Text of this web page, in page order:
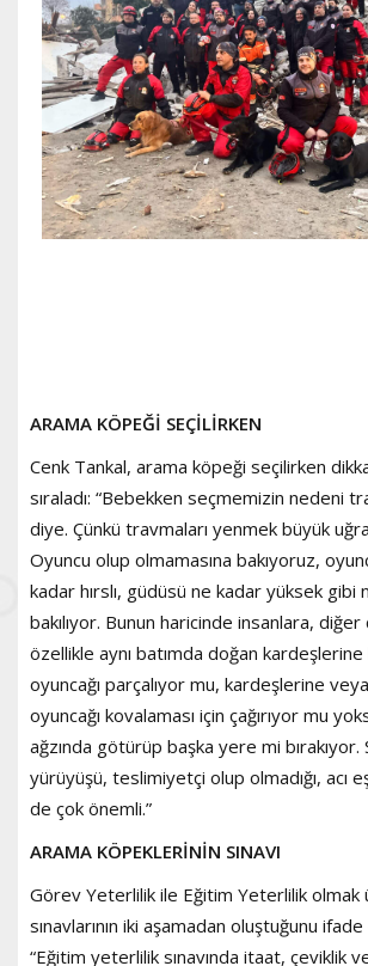
ARAMA KÖPEĞİ SEÇİLİRKEN
Cenk Tankal, arama köpeği seçilirken
sıraladı: “Bebekken seçmemizin nedeni
diye. Çünkü travmaları yenmek büyük
Oyuncu olup olmamasına bakıyoruz,
kadar hırslı, güdüsü ne kadar yüksek gibi
bakılıyor. Bunun haricinde insanlara, diğer
özellikle aynı batımda doğan
oyuncağı parçalıyor mu, kardeşlerine
oyuncağı kovalaması için çağırıyor mu
ağzında götürüp başka yere mi bırakıyor.
yürüyüşü, teslimiyetçi olup olmadığı, acı
de çok önemli.”
ARAMA KÖPEKLERİNİN SINAVI
Görev Yeterlilik ile Eğitim Yeterlilik olmak
sınavlarının iki aşamadan oluştuğunu
“Eğitim yeterlilik sınavında itaat, çeviklik